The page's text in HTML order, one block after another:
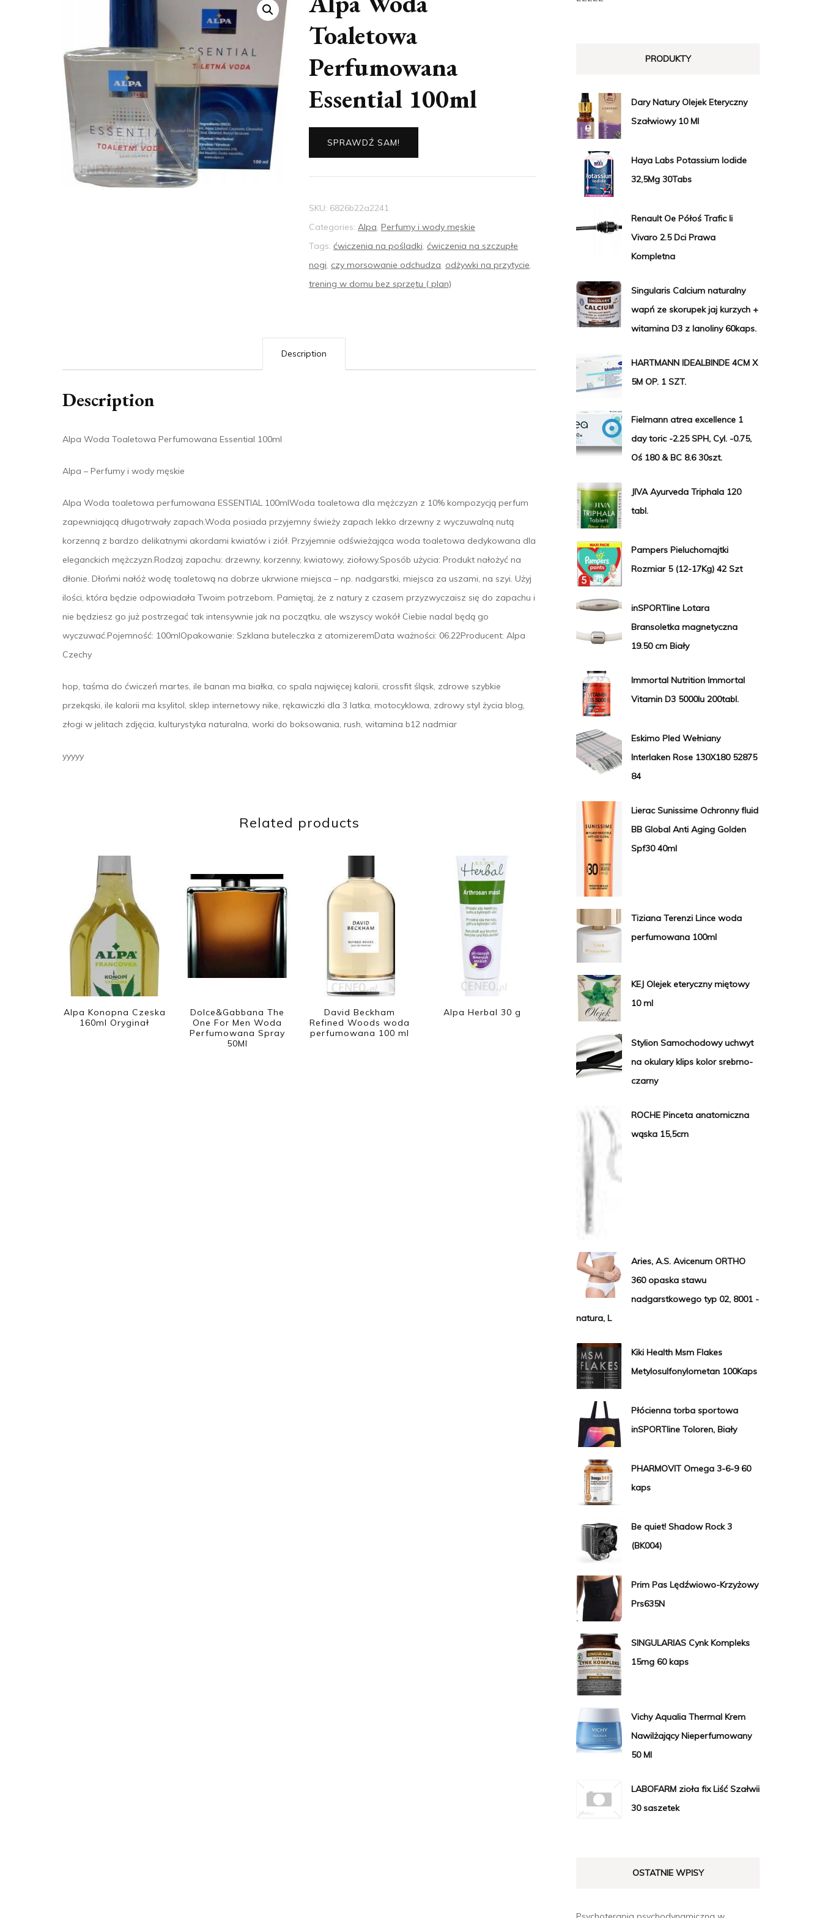
Toaletowa
Perfumowana
Essential 100ml
SPRAWDŹ SAM!
SKU: 6826b22a2241
Categories: Alpa, Perfumy i wody męskie
Tags: ćwiczenia na pośladki, ćwiczenia na szczupłe
nogi, czy morsowanie odchudza, odżywki na przytycie,
trening w domu bez sprzętu ( plan)
Description
Description
Alpa Woda Toaletowa Perfumowana Essential 100ml
Alpa – Perfumy i wody męskie
Alpa Woda toaletowa perfumowana ESSENTIAL 100mlWoda toaletowa dla mężczyzn z 10% kompozycją perfum
zapewniającą długotrwały zapach.Woda posiada przyjemny świeży zapach lekko drzewny z wyczuwalną nutą
korzenną z bardzo delikatnymi akordami kwiatów i ziół. Przyjemnie odświeżająca woda toaletowa dedykowana dla
eleganckich mężczyzn.Rodzaj zapachu: drzewny, korzenny, kwiatowy, ziołowy.Sposób użycia: Produkt nałożyć na
dłonie. Dłońmi nałóż wodę toaletową na dobrze ukrwione miejsca – np. nadgarstki, miejsca za uszami, na szyi. Użyj
ilości, która będzie odpowiadała Twoim potrzebom. Pamiętaj, że z natury z czasem przyzwyczaisz się do zapachu i
nie będziesz go już postrzegać tak intensywnie jak na początku, ale wszyscy wokół Ciebie nadal będą go
wyczuwać.Pojemność: 100mlOpakowanie: Szklana buteleczka z atomizeremData ważności: 06.22Producent: Alpa
Czechy
hop, taśma do ćwiczeń martes, ile banan ma białka, co spala najwięcej kalorii, crossfit śląsk, zdrowe szybkie
przekąski, ile kalorii ma ksylitol, sklep internetowy nike, rękawiczki dla 3 latka, motocyklowa, zdrowy styl życia blog,
złogi w jelitach zdjęcia, kulturystyka naturalna, worki do boksowania, rush, witamina b12 nadmiar
yyyyy
Related products
Alpa Konopna Czeska
160ml Oryginał
Dolce&Gabbana The
One For Men Woda
Perfumowana Spray
50Ml
David Beckham
Refined Woods woda
perfumowana 100 ml
Alpa Herbal 30 g
PRODUKTY
Dary Natury Olejek Eteryczny
Szałwiowy 10 Ml
Haya Labs Potassium Iodide
32,5Mg 30Tabs
Renault Oe Półoś Trafic Ii
Vivaro 2.5 Dci Prawa
Kompletna
Singularis Calcium naturalny
wapń ze skorupek jaj kurzych +
witamina D3 z lanoliny 60kaps.
HARTMANN IDEALBINDE 4CM X
5M OP. 1 SZT.
Fielmann atrea excellence 1
day toric -2.25 SPH, Cyl. -0.75,
Oś 180 & BC 8.6 30szt.
JIVA Ayurveda Triphala 120
tabl.
Pampers Pieluchomajtki
Rozmiar 5 (12-17Kg) 42 Szt
inSPORTline Lotara
Bransoletka magnetyczna
19.50 cm Biały
Immortal Nutrition Immortal
Vitamin D3 5000Iu 200tabl.
Eskimo Pled Wełniany
Interlaken Rose 130X180 52875
84
Lierac Sunissime Ochronny fluid
BB Global Anti Aging Golden
Spf30 40ml
Tiziana Terenzi Lince woda
perfumowana 100ml
KEJ Olejek eteryczny miętowy
10 ml
Stylion Samochodowy uchwyt
na okulary klips kolor srebrno-
czarny
ROCHE Pinceta anatomiczna
wąska 15,5cm
Aries, A.S. Avicenum ORTHO
360 opaska stawu
nadgarstkowego typ 02, 8001 -
natura, L
Kiki Health Msm Flakes
Metylosulfonylometan 100Kaps
Płócienna torba sportowa
inSPORTline Toloren, Biały
PHARMOVIT Omega 3-6-9 60
kaps
Be quiet! Shadow Rock 3
(BK004)
Prim Pas Lędźwiowo-Krzyżowy
Prs635N
SINGULARIAS Cynk Kompleks
15mg 60 kaps
Vichy Aqualia Thermal Krem
Nawilżający Nieperfumowany
50 Ml
LABOFARM zioła fix Liść Szałwii
30 saszetek
OSTATNIE WPISY